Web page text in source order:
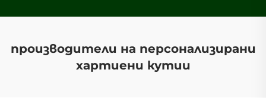
производители на персонализирани
хартиени кутии